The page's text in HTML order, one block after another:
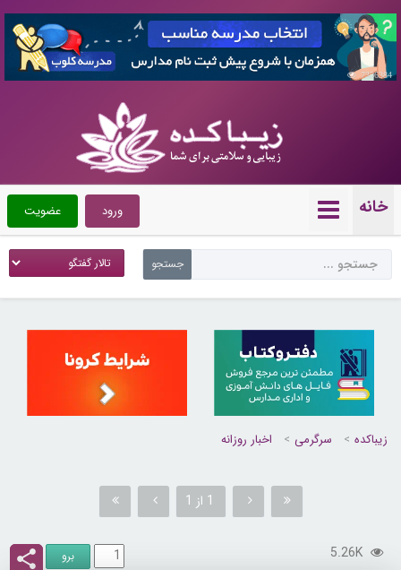
7356384
خانه عضویت ورود
زیباکده سرگرمی اخبار روزانه
1 از 1
5.26K